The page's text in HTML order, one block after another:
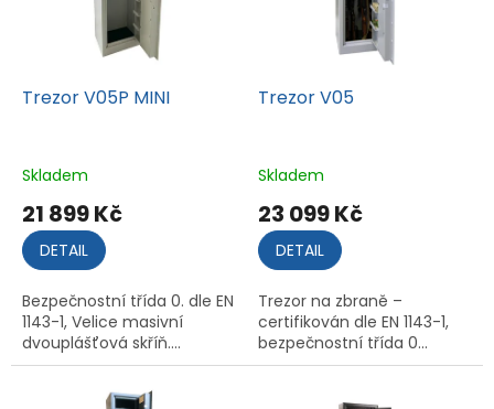
Trezor V05P MINI
Skladem
21 899 Kč
DETAIL
Bezpečnostní třída 0. dle EN
1143-1, Velice masivní
dvouplášťová skříň....
Trezor V05
Skladem
23 099 Kč
DETAIL
Trezor na zbraně –
certifikován dle EN 1143-1,
bezpečnostní třída 0...